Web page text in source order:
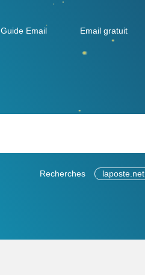
Guide Email Email gratuit
Recherches laposte.net